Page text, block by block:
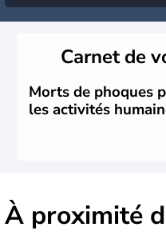
Carnet de
Morts de phoques
les activités
À proximité